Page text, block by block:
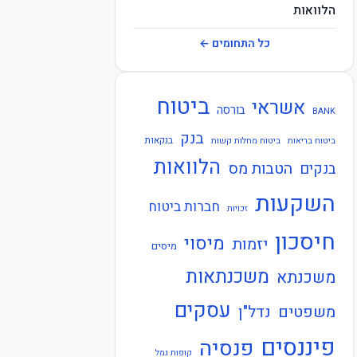
הלוואות
חוזרי בנק ישראל
חוזרי המפקח על הביטוח
חוזרי המפקח על הבנקים
חוזרי הפיקוח על הבנקים
חוזרי נגיד בנק ישראל
חיסכון
חקיקה
חשבונאות
כלכלה
כל התחומים ←
BANK אשראי בורסה ביטוח
ביטוח בריאות ביטוח מחלות קשות בנק בנקאות
בנקים הטבות מס הלוואות
השקעות זכויות חברות ביטוח
חיסכון יזמות מיסוי מיסים
משכנתא משכנתאות
משפטים נדל"ן עסקים
פיננסים פנסיה קופות גמל